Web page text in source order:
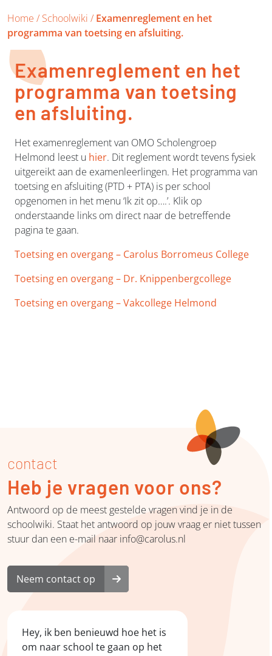
Home / Schoolwiki / Examenreglement en het
programma van toetsing en afsluiting.
Examenreglement en het
programma van toetsing
en afsluiting.
Het examenreglement van OMO Scholengroep
Helmond leest u hier. Dit reglement wordt tevens fysiek
uitgereikt aan de examenleerlingen. Het programma van
toetsing en afsluiting (PTD + PTA) is per school
opgenomen in het menu ‘Ik zit op….’. Klik op
onderstaande links om direct naar de betreffende
pagina te gaan.
Toetsing en overgang – Carolus Borromeus College
Toetsing en overgang – Dr. Knippenbergcollege
Toetsing en overgang – Vakcollege Helmond
contact
Heb je vragen voor ons?
Antwoord op de meest gestelde vragen vind je in de
schoolwiki. Staat het antwoord op jouw vraag er niet tussen
stuur dan een e-mail naar info@carolus.nl
Neem contact op
Hey, ik ben benieuwd hoe het is
om naar school te gaan op het